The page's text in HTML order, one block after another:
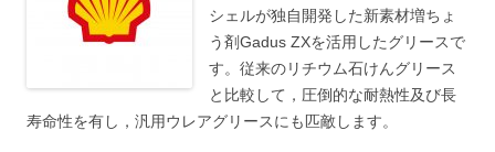
シェルが独自開発した新素材増ちょ
う剤Gadus ZXを活用したグリースで
す。従来のリチウム石けんグリース
と比較して，圧倒的な耐熱性及び長
寿命性を有し，汎用ウレアグリースにも匹敵します。